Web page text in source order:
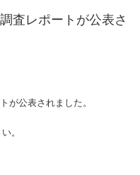
査レポートが公表さ
が公表されました。
。